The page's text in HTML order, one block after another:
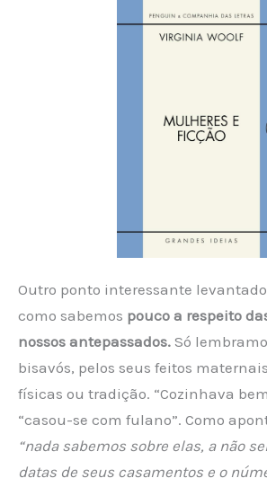
Outro ponto interessante levantado
como sabemos pouco a respeito
nossos antepassados. Só
bisavós, pelos seus feitos
físicas ou tradição. “Cozinhava
“casou-se com fulano”. Como
“nada sabemos sobre elas, a não
datas de seus casamentos e o